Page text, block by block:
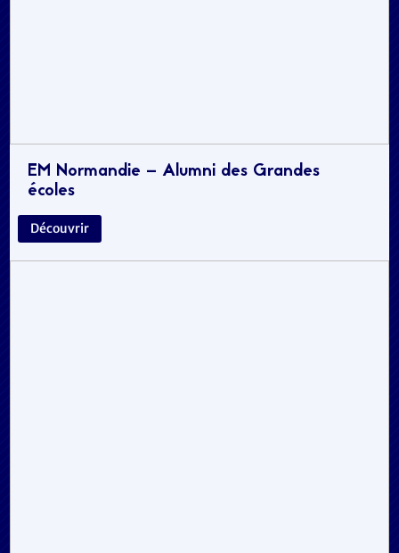
EM Normandie – Alumni des Grandes
écoles
Découvrir